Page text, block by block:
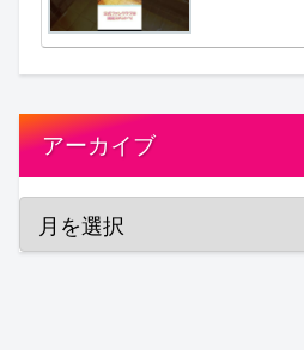
アーカイブ